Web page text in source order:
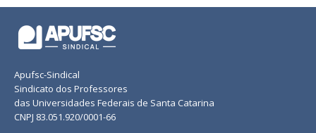
Apufsc-Sindical
Sindicato dos Professores
das Universidades Federais de Santa Catarina
CNPJ 83.051.920/0001-66